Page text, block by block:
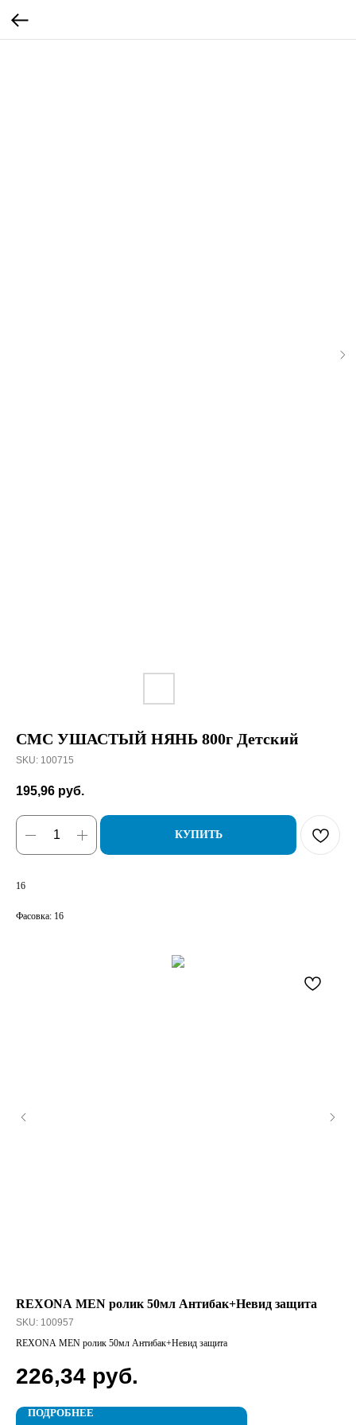
СМС УШАСТЫЙ НЯНЬ 800г Детский
SKU: 100715
195,96 руб.
КУПИТЬ
16
Фасовка: 16
REXONA MEN ролик 50мл Антибак+Невид защита
SKU: 100957
REXONA MEN ролик 50мл Антибак+Невид защита
226,34 руб.
ПОДРОБНЕЕ